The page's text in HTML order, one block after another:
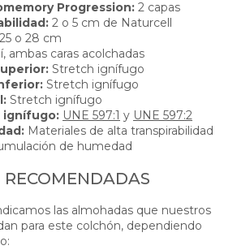
Progression: 2 capas
2 o 5 cm de Naturcell
25 o 28 cm
ambas caras acolchadas
Stretch ignífugo
Stretch ignífugo
Stretch ignífugo
ignífugo: UNE 597:1 y UNE 597:2
Materiales de alta transpirabilidad
de humedad
las almohadas que nuestros
para este colchón, dependiendo